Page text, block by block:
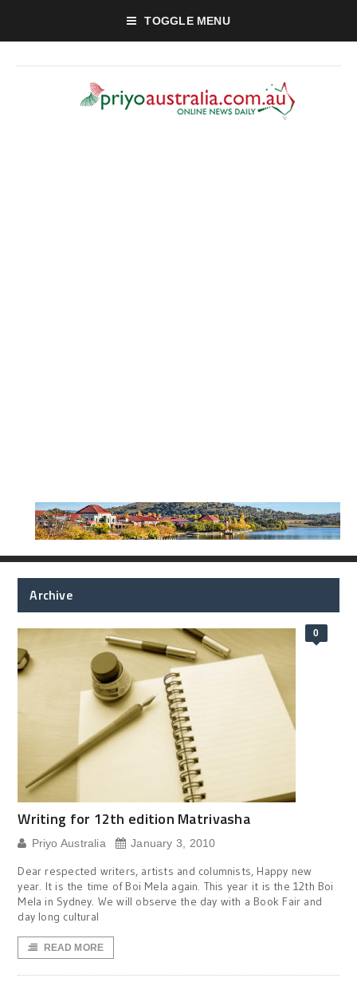
TOGGLE MENU
Archive
0
Writing for 12th edition Matrivasha
Priyo Australia January 3, 2010
Dear respected writers, artists and columnists, Happy new
year. It is the time of Boi Mela again. This year it is the 12th Boi
Mela in Sydney. We will observe the day with a Book Fair and
day long cultural
READ MORE